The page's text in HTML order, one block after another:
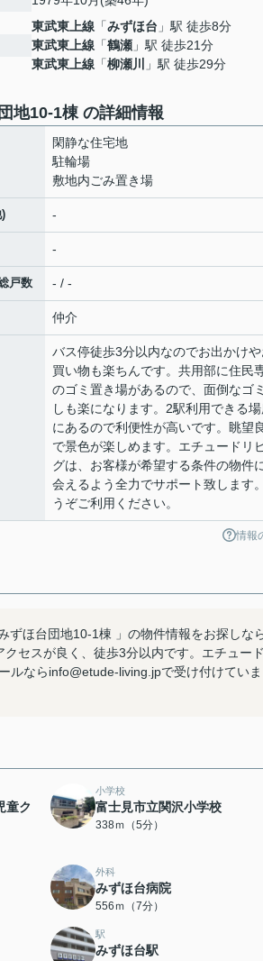
東武東上線 「みずほ台 」駅 徒歩8分
東武東上線 「鶴瀬 」駅 徒歩21分
東武東上線 「柳瀬川 」駅 徒歩29分
地10-1棟 の詳細情報
閑静な住宅地
駐輪場
敷地内ごみ置き場
-
-
戸数 - / -
仲介
バス停徒歩3分以内なのでお出かけや
買い物も楽ちんです。共用部に住民
のゴミ置き場があるので、面倒なゴ
しも楽になります。2駅利用できる
にあるので利便性が高いです。眺望
で景色が楽しめます。エチュードリ
グは、お客様が希望する条件の物件
会えるよう全力でサポート致します
うぞご利用ください。
情報
ずほ台団地10-1棟 」の物件情報をお探しな
セスが良く、徒歩3分以内です。エチュード
ルならinfo@etude-living.jpで受け付けていま
童ク
小学校
富士見市立関沢小学校
338ｍ（5分）
外科
みずほ台病院
556ｍ（7分）
駅
みずほ台駅